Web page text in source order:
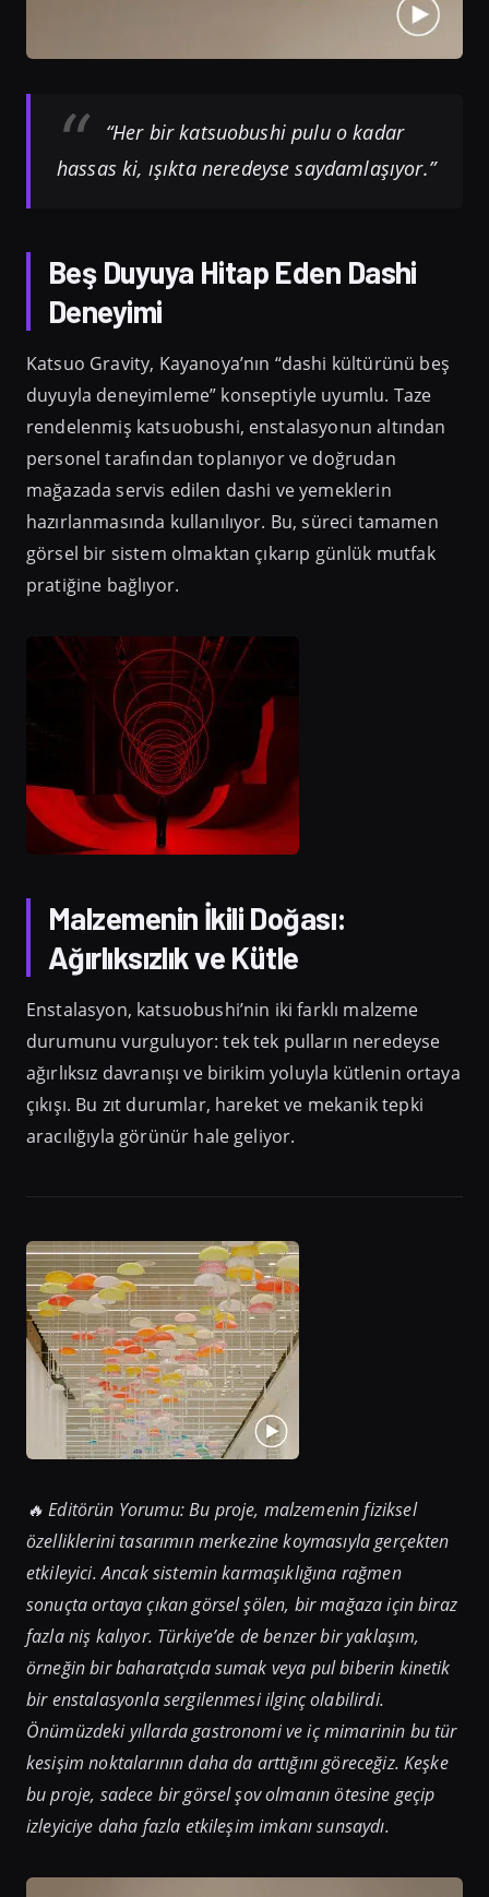
“Her bir katsuobushi pulu o kadar
hassas ki, ışıkta neredeyse saydamlaşıyor.”
Beş Duyuya Hitap Eden Dashi
Deneyimi
Katsuo Gravity, Kayanoya’nın “dashi kültürünü beş
duyuyla deneyimleme” konseptiyle uyumlu. Taze
rendelenmiş katsuobushi, enstalasyonun altından
personel tarafından toplanıyor ve doğrudan
mağazada servis edilen dashi ve yemeklerin
hazırlanmasında kullanılıyor. Bu, süreci tamamen
görsel bir sistem olmaktan çıkarıp günlük mutfak
pratiğine bağlıyor.
Malzemenin İkili Doğası:
Ağırlıksızlık ve Kütle
Enstalasyon, katsuobushi’nin iki farklı malzeme
durumunu vurguluyor: tek tek pulların neredeyse
ağırlıksız davranışı ve birikim yoluyla kütlenin ortaya
çıkışı. Bu zıt durumlar, hareket ve mekanik tepki
aracılığıyla görünür hale geliyor.
🔥 Editörün Yorumu: Bu proje, malzemenin fiziksel
özelliklerini tasarımın merkezine koymasıyla gerçekten
etkileyici. Ancak sistemin karmaşıklığına rağmen
sonuçta ortaya çıkan görsel şölen, bir mağaza için biraz
fazla niş kalıyor. Türkiye’de de benzer bir yaklaşım,
örneğin bir baharatçıda sumak veya pul biberin kinetik
bir enstalasyonla sergilenmesi ilginç olabilirdi.
Önümüzdeki yıllarda gastronomi ve iç mimarinin bu tür
kesişim noktalarının daha da arttığını göreceğiz. Keşke
bu proje, sadece bir görsel şov olmanın ötesine geçip
izleyiciye daha fazla etkileşim imkanı sunsaydı.